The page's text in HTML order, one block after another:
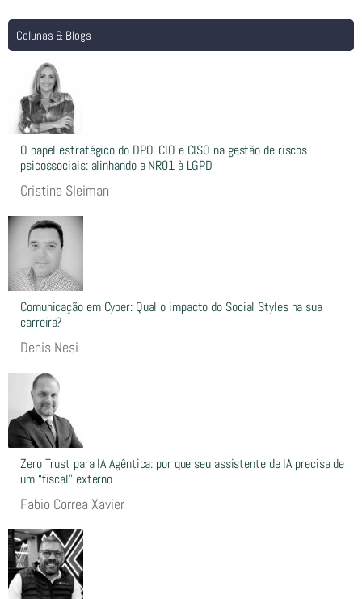
Colunas & Blogs
O papel estratégico do DPO, CIO e CISO na gestão de riscos
psicossociais: alinhando a NR01 à LGPD
Cristina Sleiman
Comunicação em Cyber: Qual o impacto do Social Styles na sua
carreira?
Denis Nesi
Zero Trust para IA Agêntica: por que seu assistente de IA precisa de
um “fiscal” externo
Fabio Correa Xavier